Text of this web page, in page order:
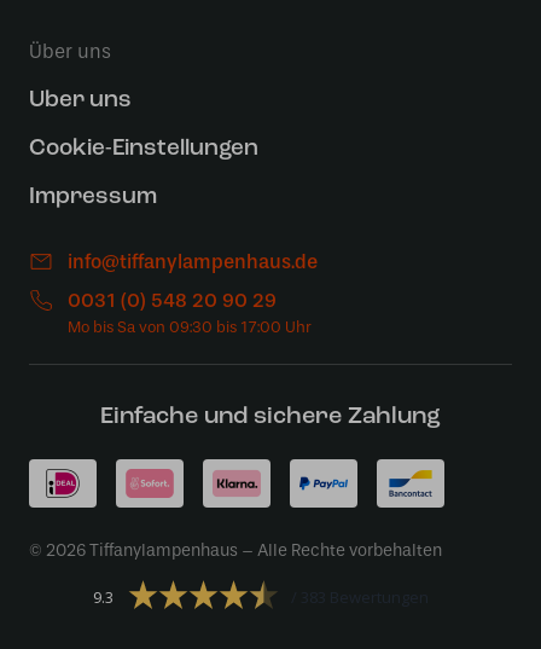
Über uns
Uber uns
Cookie-Einstellungen
Impressum
info@tiffanylampenhaus.de
0031 (0) 548 20 90 29
Einfache und sichere Zahlung
© 2026 Tiffanylampenhaus – Alle Rechte vorbehalten
9.3